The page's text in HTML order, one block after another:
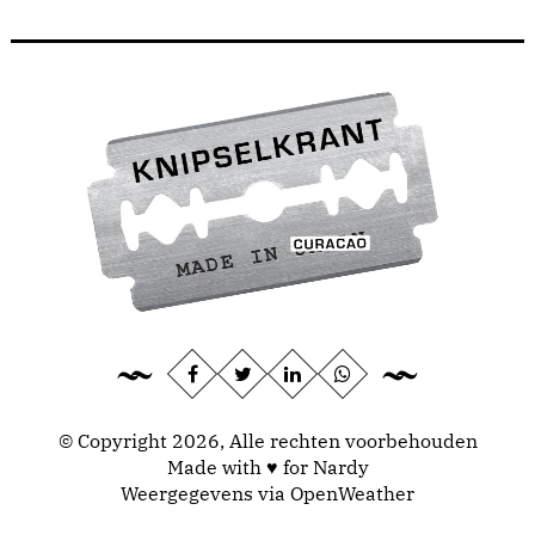
© Copyright 2026, Alle rechten voorbehouden
Made with ♥ for Nardy
Weergegevens via OpenWeather